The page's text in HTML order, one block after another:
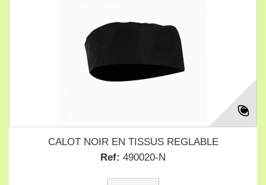
CALOT NOIR EN TISSUS REGLABLE
Ref: 490020-N